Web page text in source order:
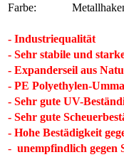
Farbe:
- Industriequalität
- Sehr stabile und
- Expanderseil aus
- PE Polyethylen-
- Sehr gute UV-
- Sehr gute
- Hohe Bestädigkeit
- unempfindlich gegen